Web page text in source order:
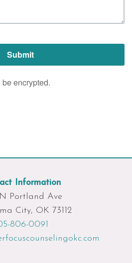
Information
Portland Ave
City, OK 73112
806-0091